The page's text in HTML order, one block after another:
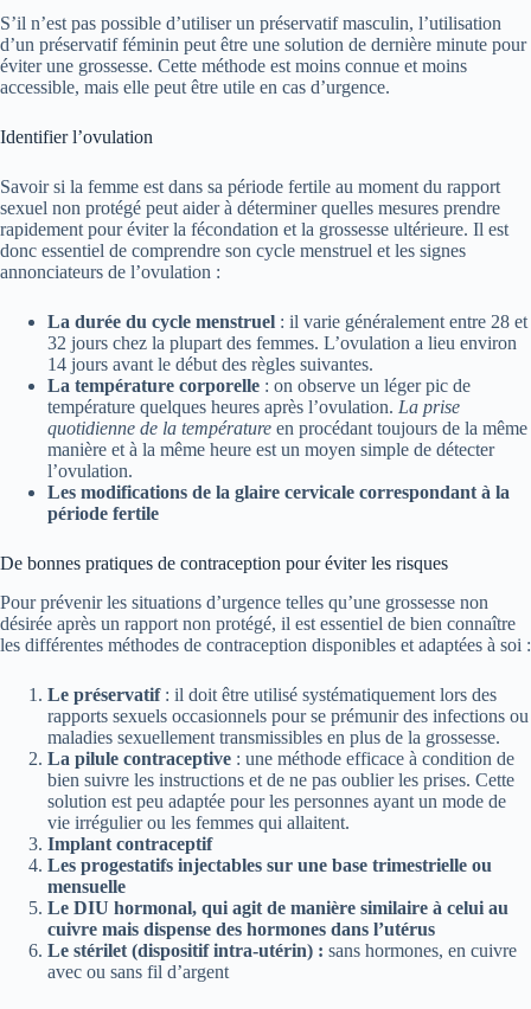
S’il n’est pas possible d’utiliser un préservatif masculin, l’utilisation
d’un préservatif féminin peut être une solution de dernière minute pour
éviter une grossesse. Cette méthode est moins connue et moins
accessible, mais elle peut être utile en cas d’urgence.
Identifier l’ovulation
Savoir si la femme est dans sa période fertile au moment du rapport
sexuel non protégé peut aider à déterminer quelles mesures prendre
rapidement pour éviter la fécondation et la grossesse ultérieure. Il est
donc essentiel de comprendre son cycle menstruel et les signes
annonciateurs de l’ovulation :
La durée du cycle menstruel : il varie généralement entre 28 et
32 jours chez la plupart des femmes. L’ovulation a lieu environ
14 jours avant le début des règles suivantes.
La température corporelle : on observe un léger pic de
température quelques heures après l’ovulation. La prise
quotidienne de la température en procédant toujours de la même
manière et à la même heure est un moyen simple de détecter
l’ovulation.
Les modifications de la glaire cervicale correspondant à la
période fertile
De bonnes pratiques de contraception pour éviter les risques
Pour prévenir les situations d’urgence telles qu’une grossesse non
désirée après un rapport non protégé, il est essentiel de bien connaître
les différentes méthodes de contraception disponibles et adaptées à soi :
Le préservatif: il doit être utilisé systématiquement lors des
rapports sexuels occasionnels pour se prémunir des infections ou
maladies sexuellement transmissibles en plus de la grossesse.
La pilule contraceptive : une méthode efficace à condition de
bien suivre les instructions et de ne pas oublier les prises. Cette
solution est peu adaptée pour les personnes ayant un mode de
vie irrégulier ou les femmes qui allaitent.
Implant contraceptif
Les progestatifs injectables sur une base trimestrielle ou
mensuelle
Le DIU hormonal, qui agit de manière similaire à celui au
cuivre mais dispense des hormones dans l’utérus
Le stérilet (dispositif intra-utérin) : sans hormones, en cuivre
avec ou sans fil d’argent